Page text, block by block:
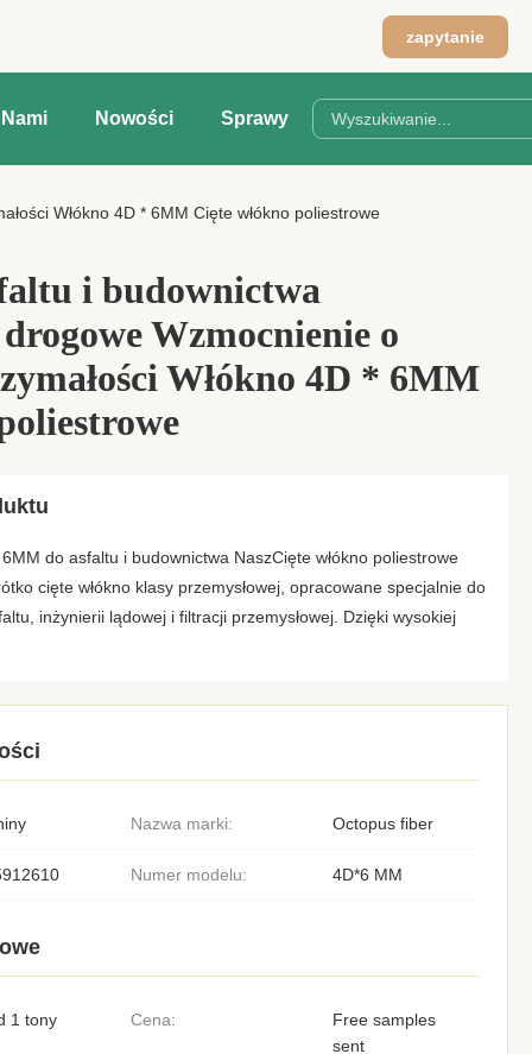
zapytanie
Nowości Sprawy
Włókno 4D * 6MM Cięte włókno poliestrowe
i budownictwa
Wzmocnienie o
Włókno 4D * 6MM
do asfaltu i budownictwa NaszCięte włókno poliestrowe
cięte włókno klasy przemysłowej, opracowane specjalnie do
inżynierii lądowej i filtracji przemysłowej. Dzięki wysokiej
Nazwa marki: Octopus fiber
Numer modelu: 4D*6 MM
1 tony Cena:
Free samples
sent